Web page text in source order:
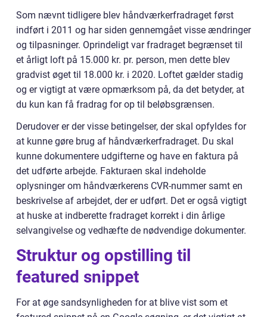
Som nævnt tidligere blev håndværkerfradraget først
indført i 2011 og har siden gennemgået visse ændringer
og tilpasninger. Oprindeligt var fradraget begrænset til
et årligt loft på 15.000 kr. pr. person, men dette blev
gradvist øget til 18.000 kr. i 2020. Loftet gælder stadig
og er vigtigt at være opmærksom på, da det betyder, at
du kun kan få fradrag for op til beløbsgrænsen.
Derudover er der visse betingelser, der skal opfyldes for
at kunne gøre brug af håndværkerfradraget. Du skal
kunne dokumentere udgifterne og have en faktura på
det udførte arbejde. Fakturaen skal indeholde
oplysninger om håndværkerens CVR-nummer samt en
beskrivelse af arbejdet, der er udført. Det er også vigtigt
at huske at indberette fradraget korrekt i din årlige
selvangivelse og vedhæfte de nødvendige dokumenter.
Struktur og opstilling til
featured snippet
For at øge sandsynligheden for at blive vist som et